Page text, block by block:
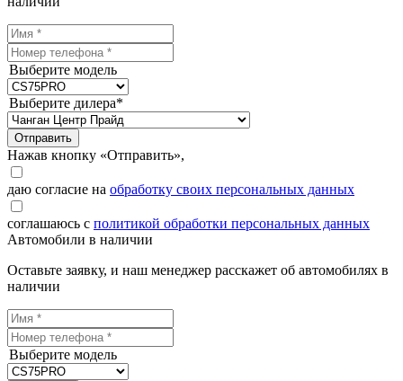
Выберите модель
Выберите дилера*
Отправить
Нажав кнопку «Отправить»,
даю согласие на обработку своих персональных данных
соглашаюсь с политикой обработки персональных данных
Автомобили в наличии
Оставьте заявку, и наш менеджер расскажет об автомобилях в
наличии
Выберите модель